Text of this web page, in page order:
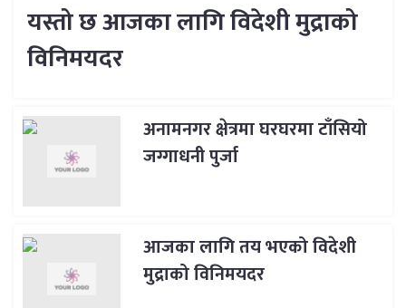
यस्तो छ आजका लागि विदेशी मुद्राको
विनिमयदर
अनामनगर क्षेत्रमा घरघरमा टाँसियो
जग्गाधनी पुर्जा
आजका लागि तय भएको विदेशी
मुद्राको विनिमयदर